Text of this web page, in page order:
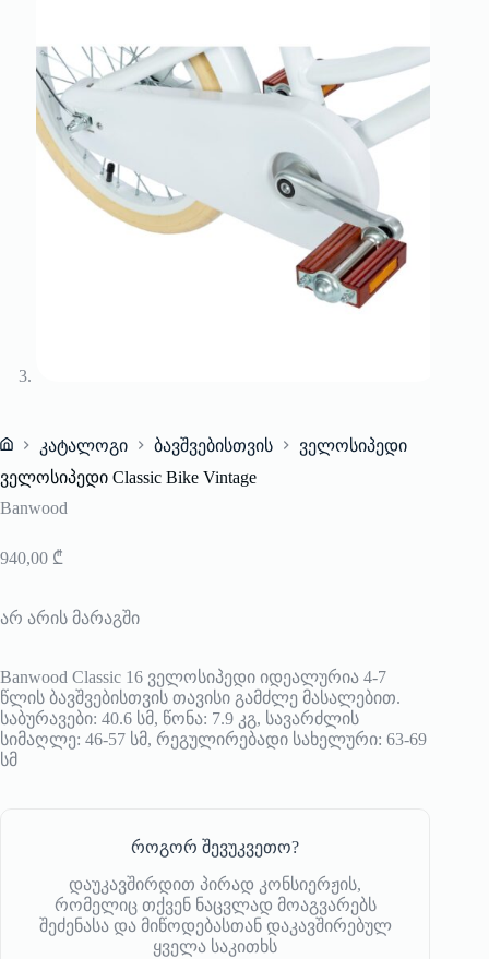
Home
კატალოგი ბავშვებისთვის
ველოსიპედი
ველოსიპედი Classic Bike Vintage
Banwood
940,00 ₾
არ არის მარაგში
Banwood Classic 16 ველოსიპედი იდეალურია 4-7
წლის ბავშვებისთვის თავისი გამძლე მასალებით.
საბურავები: 40.6 სმ, წონა: 7.9 კგ, სავარძლის
სიმაღლე: 46-57 სმ, რეგულირებადი სახელური: 63-69
სმ
როგორ შევუკვეთო?
დაუკავშირდით პირად კონსიერჟის,
რომელიც თქვენ ნაცვლად მოაგვარებს
შეძენასა და მიწოდებასთან დაკავშირებულ
ყველა საკითხს